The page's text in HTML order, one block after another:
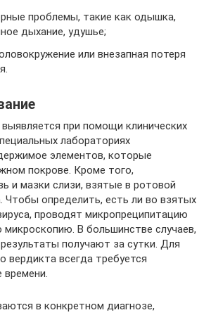
проблемы, такие как одышка,
дыхание, удушье;
или внезапная потеря
при помощи клинических
лабораториях
элементов, которые
покрове. Кроме того,
и мазки слизи, взятые в ротовой
Чтобы определить, есть ли во взятых
проводят микропреципитацию
В большинстве случаев,
получают за сутки. Для
вердикта всегда требуется
времени.
в конкретном диагнозе,